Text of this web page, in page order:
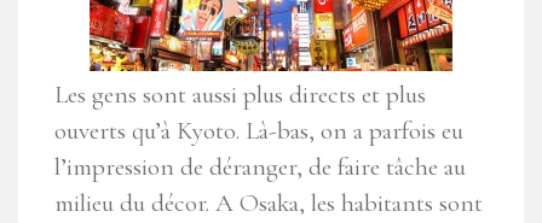
Les gens sont aussi plus directs et plus
ouverts qu’à Kyoto. Là-bas, on a parfois eu
l’impression de déranger, de faire tâche au
milieu du décor. A Osaka, les habitants sont